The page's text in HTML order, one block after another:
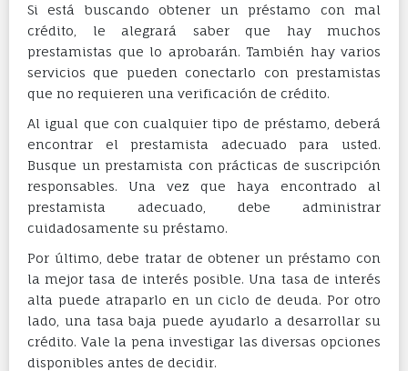
Si está buscando obtener un préstamo con mal
crédito, le alegrará saber que hay muchos
prestamistas que lo aprobarán. También hay varios
servicios que pueden conectarlo con prestamistas
que no requieren una verificación de crédito.
Al igual que con cualquier tipo de préstamo, deberá
encontrar el prestamista adecuado para usted.
Busque un prestamista con prácticas de suscripción
responsables. Una vez que haya encontrado al
prestamista adecuado, debe administrar
cuidadosamente su préstamo.
Por último, debe tratar de obtener un préstamo con
la mejor tasa de interés posible. Una tasa de interés
alta puede atraparlo en un ciclo de deuda. Por otro
lado, una tasa baja puede ayudarlo a desarrollar su
crédito. Vale la pena investigar las diversas opciones
disponibles antes de decidir.